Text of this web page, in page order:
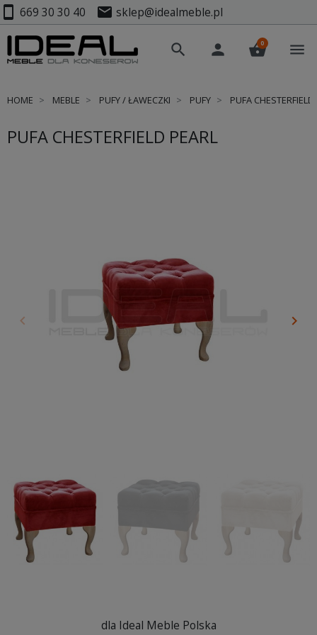
smartphone 669 30 30 40 mail sklep@idealmeble.pl
search person shopping_basket
0 menu
HOME MEBLE PUFY / ŁAWECZKI PUFY PUFA CHESTERFIELD
PUFA CHESTERFIELD PEARL
Poprzedni
keyboard_arrow_left keyboard_arrow_right
dla Ideal Meble Polska